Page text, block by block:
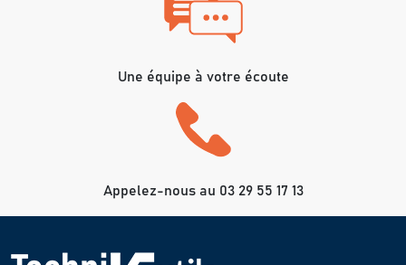
Une équipe à votre écoute
Appelez-nous au 03 29 55 17 13